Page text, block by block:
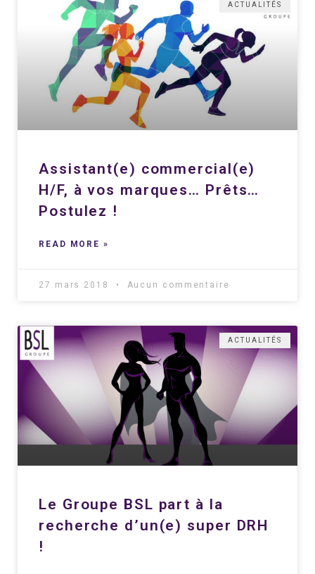
ACTUALITÉS
Assistant(e) commercial(e)
H/F, à vos marques… Prêts…
Postulez !
READ MORE »
27 mars 2018 Aucun commentaire
ACTUALITÉS
Le Groupe BSL part à la
recherche d’un(e) super DRH
!